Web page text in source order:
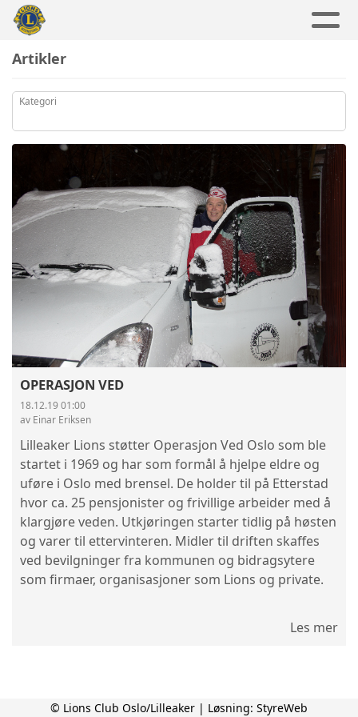
Artikler
Kategori
OPERASJON VED
18.12.19 01:00
av Einar Eriksen
Lilleaker Lions støtter Operasjon Ved Oslo som ble
startet i 1969 og har som formål å hjelpe eldre og
uføre i Oslo med brensel. De holder til på Etterstad
hvor ca. 25 pensjonister og frivillige arbeider med å
klargjøre veden. Utkjøringen starter tidlig på høsten
og varer til ettervinteren. Midler til driften skaffes
ved bevilgninger fra kommunen og bidragsytere
som firmaer, organisasjoner som Lions og private.
Les mer
© Lions Club Oslo/Lilleaker | Løsning: StyreWeb